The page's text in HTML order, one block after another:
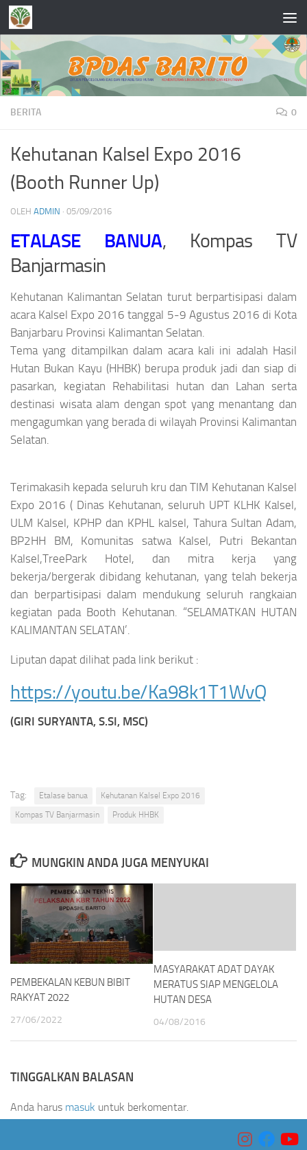
Skip to content
BERITA 0
Kehutanan Kalsel Expo 2016
(Booth Runner Up)
OLEH ADMIN · 05/09/2016
ETALASE BANUA, Kompas TV
Banjarmasin
Kehutanan Kalimantan Selatan turut berpartisipasi dalam
acara Kalsel Expo 2016 tanggal 5-9 Agustus 2016 di Kota
Banjarbaru Provinsi Kalimantan Selatan.
Tema yang ditampilkan dalam acara kali ini adalah Hasil
Hutan Bukan Kayu (HHBK) berupa produk jadi dan siap di
pasarkan, kegiatan Rehabilitasi hutan dan Lahan serta
destinasi wisata alam dengan spot yang menantang dan
mengagumkan yang berada di wilayah Provinsi Kalimantan
Selatan.
Terimakasih kepada seluruh kru dan TIM Kehutanan Kalsel
Expo 2016 ( Dinas Kehutanan, seluruh UPT KLHK Kalsel,
ULM Kalsel, KPHP dan KPHL kalsel, Tahura Sultan Adam,
BP2HH BM, Komunitas satwa Kalsel, Putri Bekantan
Kalsel,TreePark Hotel, dan mitra kerja yang
bekerja/bergerak dibidang kehutanan, yang telah bekerja
dan berpartisipasi dalam mendukung seluruh rangkaian
kegiatan pada Booth Kehutanan. “SELAMATKAN HUTAN
KALIMANTAN SELATAN’.
Liputan dapat dilihat pada link berikut :
https://youtu.be/Ka98k1T1WvQ
(GIRI SURYANTA, S.SI, MSC)
Tag: Etalase banua
Kehutanan Kalsel Expo 2016
Kompas TV Banjarmasin
Produk HHBK
MUNGKIN ANDA JUGA MENYUKAI
PEMBEKALAN KEBUN BIBIT
RAKYAT 2022
27/06/2022
MASYARAKAT ADAT DAYAK
MERATUS SIAP MENGELOLA
HUTAN DESA
04/08/2016
TINGGALKAN BALASAN
Anda harus masuk untuk berkomentar.